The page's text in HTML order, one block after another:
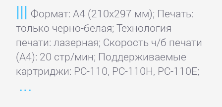
Формат: A4 (210x297 мм); Печать:
только черно-белая; Технология
печати: лазерная; Скорость ч/б печати
(А4): 20 стр/мин; Поддерживаемые
картриджи: PC-110, PC-110H, PC-110E;